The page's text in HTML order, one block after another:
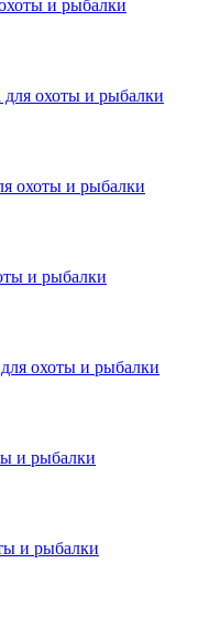
и рыбалки
охоты и рыбалки
охоты и рыбалки
и рыбалки
охоты и рыбалки
и рыбалки
и рыбалки